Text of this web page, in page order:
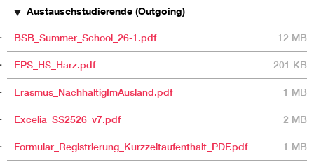
Austauschstudierende (Outgoing)
BSB_Summer_School_26-1.pdf 12 MB
EPS_HS_Harz.pdf 201 KB
Erasmus_NachhaltigImAusland.pdf 1 MB
Excelia_SS2526_v7.pdf 2 MB
Formular_Registrierung_Kurzzeitaufenthalt_PDF.pdf 1 MB